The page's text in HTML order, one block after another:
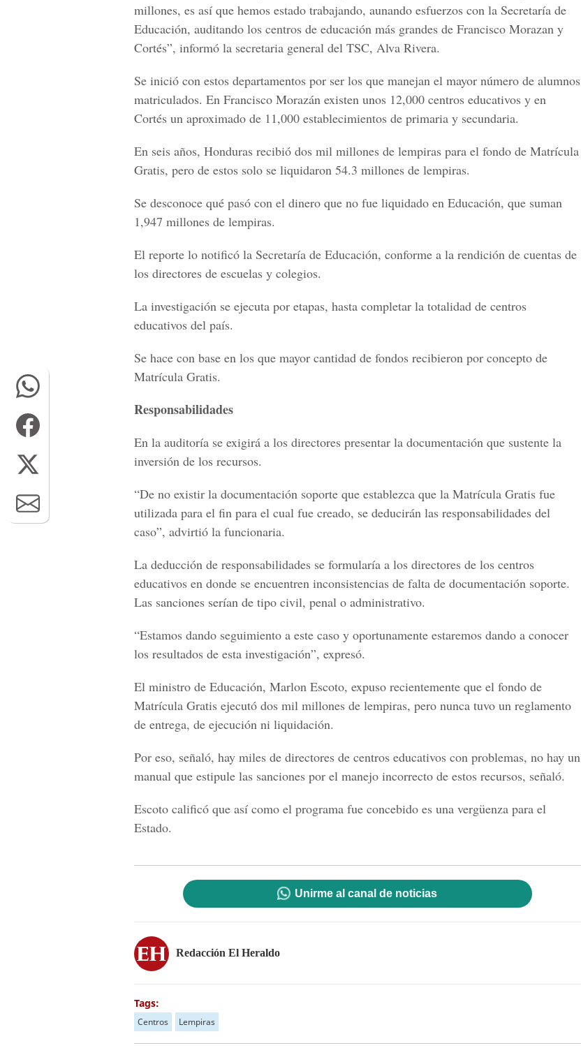
millones, es así que hemos estado trabajando, aunando esfuerzos con la Secretaría de
Educación, auditando los centros de educación más grandes de Francisco Morazan y
Cortés”, informó la secretaria general del TSC, Alva Rivera.
Se inició con estos departamentos por ser los que manejan el mayor número de alumnos
matriculados. En Francisco Morazán existen unos 12,000 centros educativos y en
Cortés un aproximado de 11,000 establecimientos de primaria y secundaria.
En seis años, Honduras recibió dos mil millones de lempiras para el fondo de Matrícula
Gratis, pero de estos solo se liquidaron 54.3 millones de lempiras.
Se desconoce qué pasó con el dinero que no fue liquidado en Educación, que suman
1,947 millones de lempiras.
El reporte lo notificó la Secretaría de Educación, conforme a la rendición de cuentas de
los directores de escuelas y colegios.
La investigación se ejecuta por etapas, hasta completar la totalidad de centros
educativos del país.
Se hace con base en los que mayor cantidad de fondos recibieron por concepto de
Matrícula Gratis.
Responsabilidades
En la auditoría se exigirá a los directores presentar la documentación que sustente la
inversión de los recursos.
“De no existir la documentación soporte que establezca que la Matrícula Gratis fue
utilizada para el fin para el cual fue creado, se deducirán las responsabilidades del
caso”, advirtió la funcionaria.
La deducción de responsabilidades se formularía a los directores de los centros
educativos en donde se encuentren inconsistencias de falta de documentación soporte.
Las sanciones serían de tipo civil, penal o administrativo.
“Estamos dando seguimiento a este caso y oportunamente estaremos dando a conocer
los resultados de esta investigación”, expresó.
El ministro de Educación, Marlon Escoto, expuso recientemente que el fondo de
Matrícula Gratis ejecutó dos mil millones de lempiras, pero nunca tuvo un reglamento
de entrega, de ejecución ni liquidación.
Por eso, señaló, hay miles de directores de centros educativos con problemas, no hay un
manual que estipule las sanciones por el manejo incorrecto de estos recursos, señaló.
Escoto calificó que así como el programa fue concebido es una vergüenza para el
Estado.
Unirme al canal de noticias
Redacción El Heraldo
Tags:
Centros Lempiras